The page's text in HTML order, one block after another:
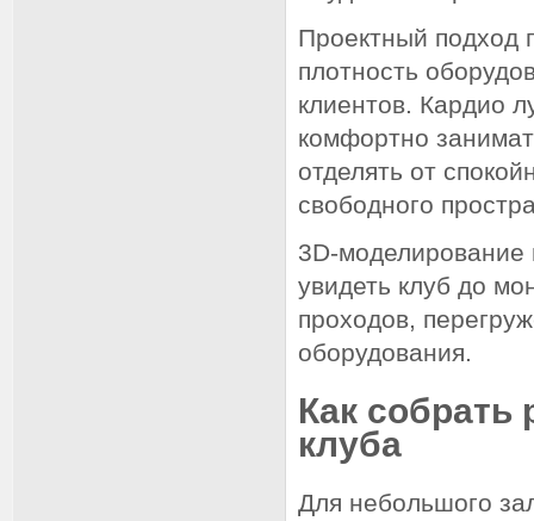
Проектный подход
плотность
клиентов. Кардио
комфортно
отделять от
свободного
3D-моделирование
увидеть клуб до
проходов,
оборудования.
Как собрать
клуба
Для небольшого